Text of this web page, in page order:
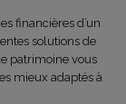
financières d’un
solutions de
patrimoine vous
mieux adaptés à